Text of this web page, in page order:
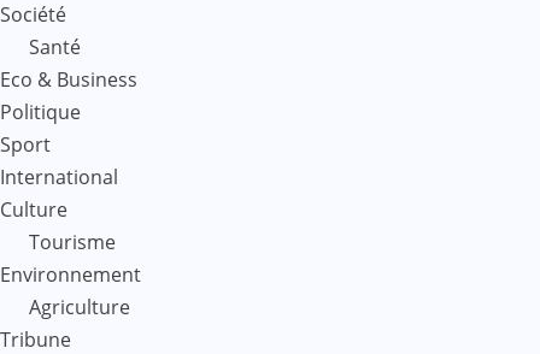
Société
Santé
Eco & Business
Politique
Sport
International
Culture
Tourisme
Environnement
Agriculture
Tribune